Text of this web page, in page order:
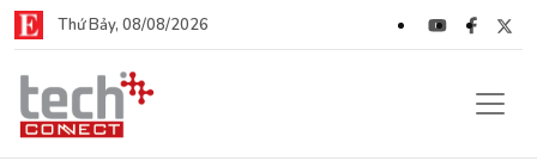
Thứ Bảy, 08/08/2026